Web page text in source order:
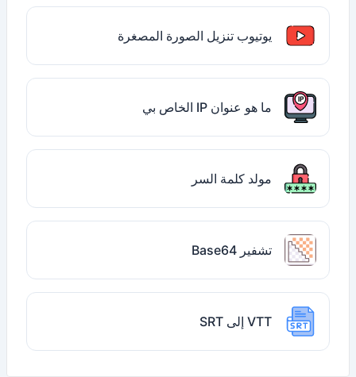
يوتيوب تنزيل الصورة المصغرة
ما هو عنوان IP الخاص بي
مولد كلمة السر
تشفير Base64
VTT إلى SRT